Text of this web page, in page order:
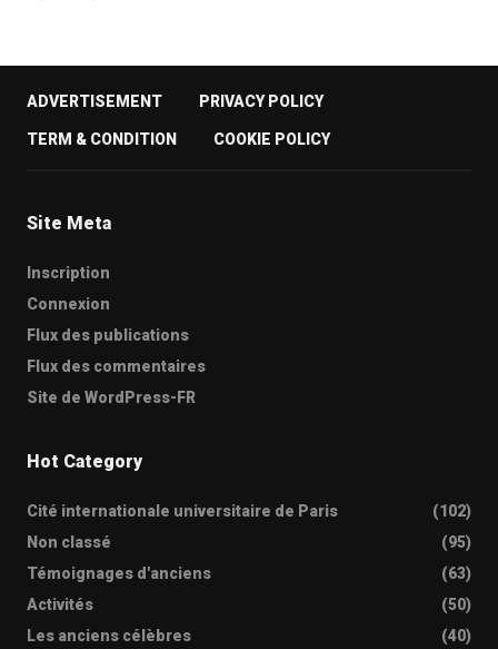
ADVERTISEMENT PRIVACY POLICY
TERM & CONDITION COOKIE POLICY
Site Meta
Inscription
Connexion
Flux des publications
Flux des commentaires
Site de WordPress-FR
Hot Category
Cité internationale universitaire de Paris
(102)
Non classé
(95)
Témoignages d'anciens
(63)
Activités
(50)
Les anciens célèbres
(40)